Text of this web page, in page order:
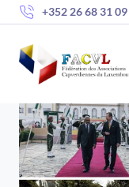
Skip
to
content
+352 26 68 31 09